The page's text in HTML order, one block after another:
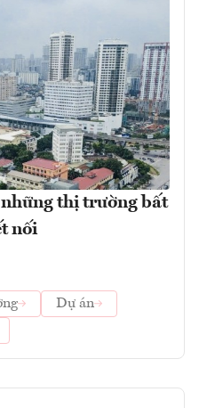
thị trường bất
nối
Dự án